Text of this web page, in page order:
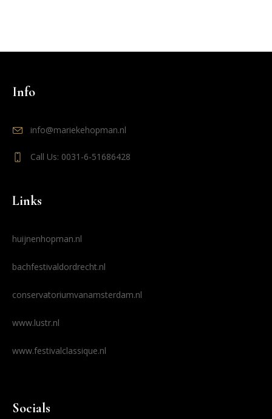
Info
info@mariekehopman.nl
Call Us: 0031-6-51686428
Links
huijnenhopman.nl
bachfestivaldordrecht.nl
conservatoriumvanamsterdam.nl
www.lustr.nl
www.festivalclassique.nl
Socials